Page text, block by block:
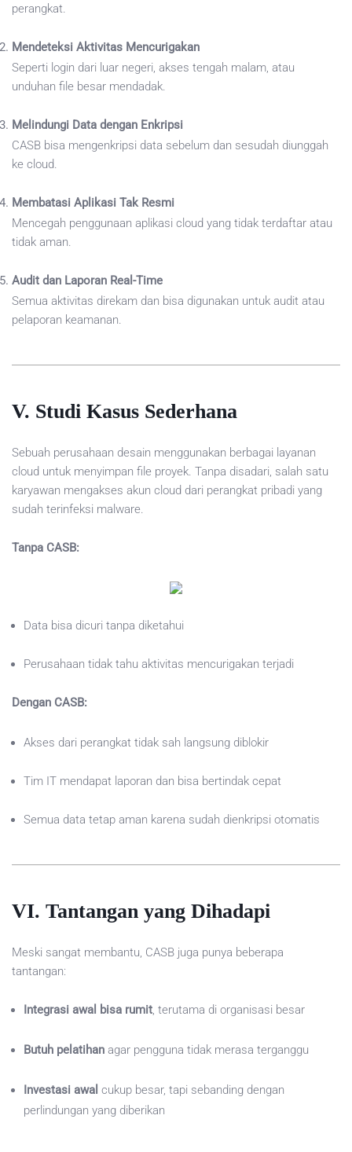
perangkat.
Mendeteksi Aktivitas Mencurigakan
Seperti login dari luar negeri, akses tengah malam, atau
unduhan file besar mendadak.
Melindungi Data dengan Enkripsi
CASB bisa mengenkripsi data sebelum dan sesudah diunggah
ke cloud.
Membatasi Aplikasi Tak Resmi
Mencegah penggunaan aplikasi cloud yang tidak terdaftar atau
tidak aman.
Audit dan Laporan Real-Time
Semua aktivitas direkam dan bisa digunakan untuk audit atau
pelaporan keamanan.
V. Studi Kasus Sederhana
Sebuah perusahaan desain menggunakan berbagai layanan
cloud untuk menyimpan file proyek. Tanpa disadari, salah satu
karyawan mengakses akun cloud dari perangkat pribadi yang
sudah terinfeksi malware.
Tanpa CASB:
Data bisa dicuri tanpa diketahui
Perusahaan tidak tahu aktivitas mencurigakan terjadi
Dengan CASB:
Akses dari perangkat tidak sah langsung diblokir
Tim IT mendapat laporan dan bisa bertindak cepat
Semua data tetap aman karena sudah dienkripsi otomatis
VI. Tantangan yang Dihadapi
Meski sangat membantu, CASB juga punya beberapa
tantangan:
Integrasi awal bisa rumit, terutama di organisasi besar
Butuh pelatihan agar pengguna tidak merasa terganggu
Investasi awal cukup besar, tapi sebanding dengan
perlindungan yang diberikan